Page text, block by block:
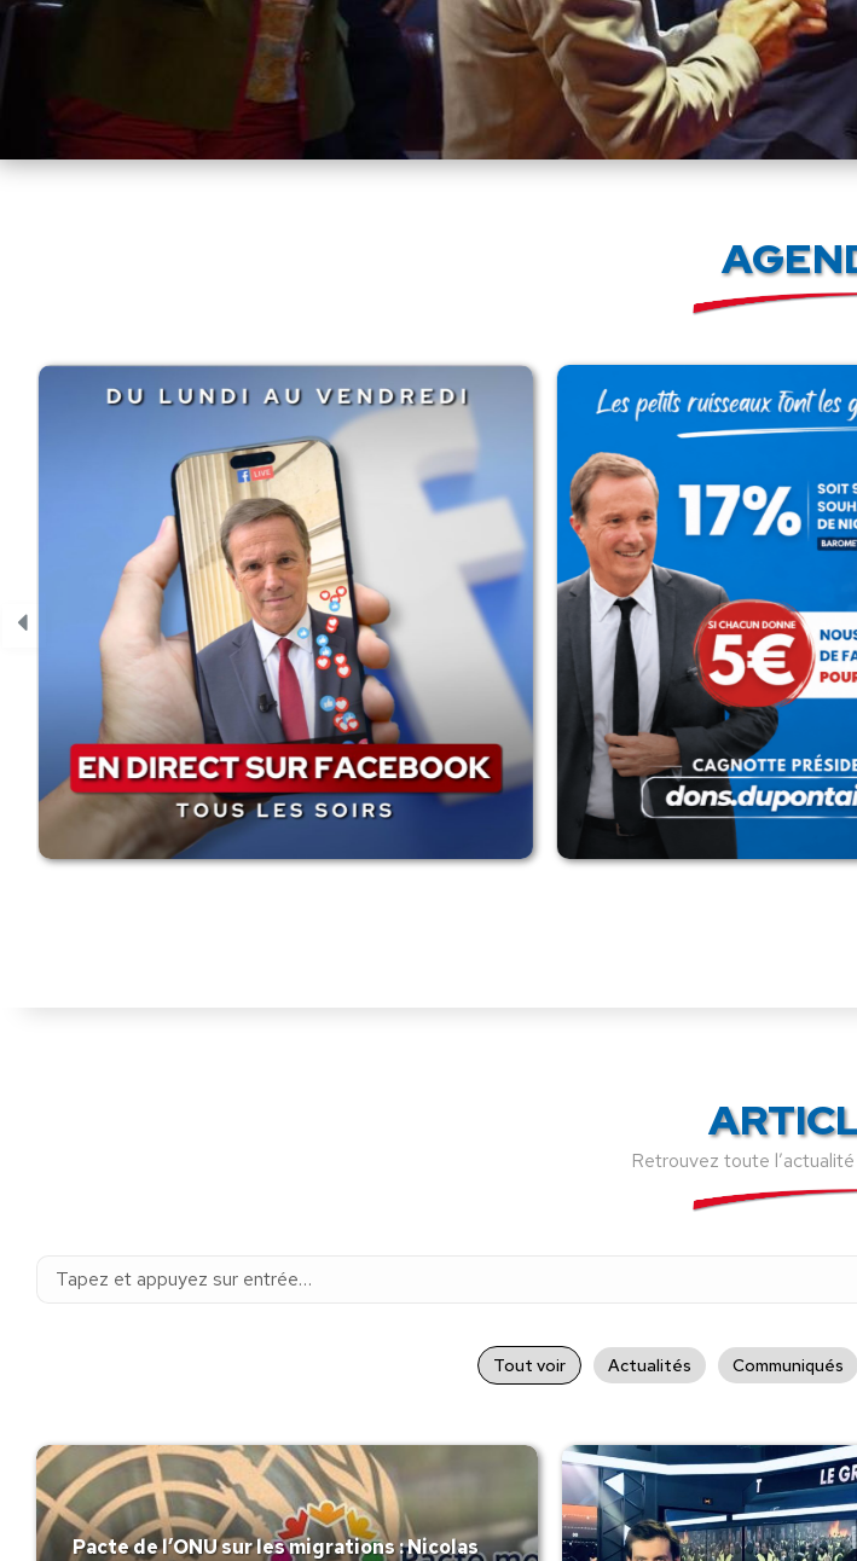
Retrouvez toute
Recherche
Tout voir Actualités Communiqués
Pacte de l’ONU sur les migrations : Nicolas